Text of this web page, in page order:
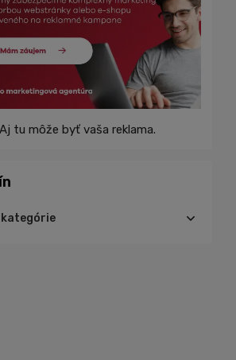
Aj tu môže byť vaša reklama.
kategórie